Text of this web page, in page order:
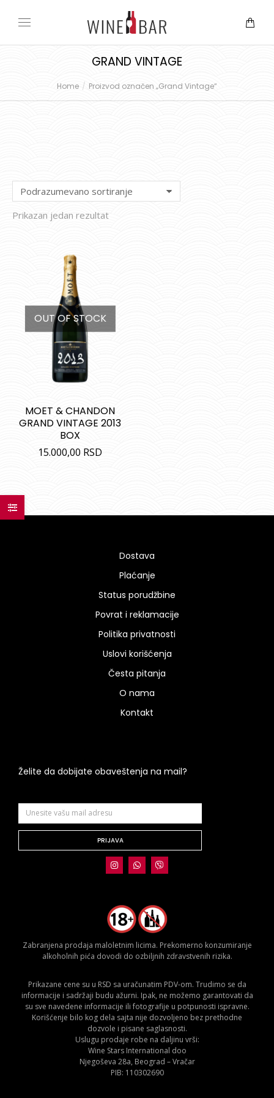
GRAND VINTAGE
You are here:
Home Proizvod označen „Grand Vintage“
Prikazan jedan rezultat
OUT OF STOCK
MOET & CHANDON
GRAND VINTAGE 2013
BOX
15.000,00 RSD
Dostava
Plaćanje
Status porudžbine
Povrat i reklamacije
Politika privatnosti
Uslovi korišćenja
Česta pitanja
O nama
Kontakt
Želite da dobijate obaveštenja na mail?
PRIJAVA
Zabranjena prodaja maloletnim licima. Prekomerno konzumiranje
alkoholnih pića dovodi do ozbiljnih zdravstvenih rizika.
Prikazane cene su u RSD sa uračunatim PDV-om. Trudimo se da
informacije i sadržaji budu ažurni. Ipak, ne možemo garantovati da
su sve navedene informacije ili fotografije u potpunosti ispravne.
Korišćenje bilo kog dela sajta nije dozvoljeno bez prethodne
dozvole i pisane saglasnosti.
Uslugu prodaje robe na daljinu vrši:
Wine Stars International doo
Njegoševa 28a, Beograd – Vračar
PIB: 110302690